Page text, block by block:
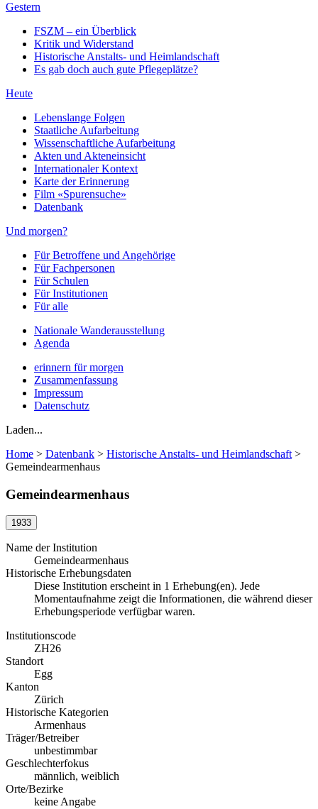
Gestern
FSZM – ein Überblick
Kritik und Widerstand
Historische Anstalts- und Heimlandschaft
Es gab doch auch gute Pflegeplätze?
Heute
Lebenslange Folgen
Staatliche Aufarbeitung
Wissenschaftliche Aufarbeitung
Akten und Akteneinsicht
Internationaler Kontext
Karte der Erinnerung
Film «Spurensuche»
Datenbank
Und morgen?
Für Betroffene und Angehörige
Für Fachpersonen
Für Schulen
Für Institutionen
Für alle
Nationale Wanderausstellung
Agenda
erinnern für morgen
Zusammenfassung
Impressum
Datenschutz
Laden...
Home > Datenbank > Historische Anstalts- und Heimlandschaft >
Gemeindearmenhaus
Gemeindearmenhaus
1933
Name der Institution
Gemeindearmenhaus
Historische Erhebungsdaten
Diese Institution erscheint in 1 Erhebung(en). Jede
Momentaufnahme zeigt die Informationen, die während dieser
Erhebungsperiode verfügbar waren.
Institutionscode
ZH26
Standort
Egg
Kanton
Zürich
Historische Kategorien
Armenhaus
Träger/Betreiber
unbestimmbar
Geschlechterfokus
männlich, weiblich
Orte/Bezirke
keine Angabe